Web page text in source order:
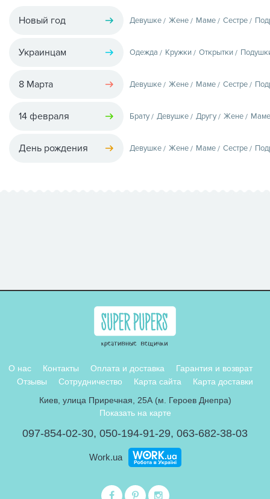
Новый год Девушке Жене Маме Сестре
Украинцам Одежда Кружки Открытки
8 Марта Девушке Жене Маме Сестре
14 февраля Брату Девушке Другу Жене Маме
День рождения Девушке Жене Маме Сестре
О нас Контакты Оплата и доставка
Гарантия и возврат
Отзывы
Сотрудничество Карта сайта
Карта доставки
Киев, улица Приречная, 25А (м. Героев Днепра)
Показать на карте
097-854-02-30, 050-194-91-29, 063-682-38-03
Work.ua